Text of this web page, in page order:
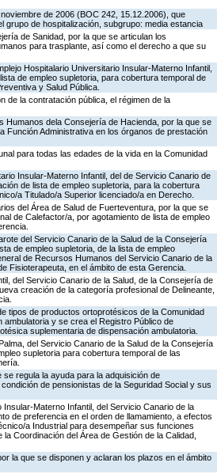
de 2006 (BOC 242, 15.12.2006), que
de hospitalización, subgrupo: media estancia
de Sanidad, por la que se articulan los
para trasplante, así como el derecho a que su
Hospitalario Universitario Insular-Materno Infantil,
de empleo supletoria, para cobertura temporal de
y Salud Pública.
de la contratación pública, el régimen de la
Humanos dela Consejería de Hacienda, por la que se
Función Administrativa en los órganos de prestación
para todas las edades de la vida en la Comunidad
Insular-Materno Infantil, del de Servicio Canario de
de lista de empleo supletoria, para la cobertura
a Titulado/a Superior licenciado/a en Derecho.
del Área de Salud de Fuerteventura, por la que se
de Calefactor/a, por agotamiento de lista de empleo
del Servicio Canario de la Salud de la Consejería
de empleo supletoria, de la lista de empleo
de Recursos Humanos del Servicio Canario de la
Fisioterapeuta, en el ámbito de esta Gerencia.
del Servicio Canario de la Salud, de la Consejería de
creación de la categoría profesional de Delineante,
tipos de productos ortoprotésicos de la Comunidad
y se crea el Registro Público de
suplementaria de dispensación ambulatoria.
del Servicio Canario de la Salud de la Consejería
supletoria para cobertura temporal de las
regula la ayuda para la adquisición de
de pensionistas de la Seguridad Social y sus
Materno Infantil, del Servicio Canario de la
de preferencia en el orden de llamamiento, a efectos
a Industrial para desempeñar sus funciones
Coordinación del Área de Gestión de la Calidad,
la que se disponen y aclaran los plazos en el ámbito